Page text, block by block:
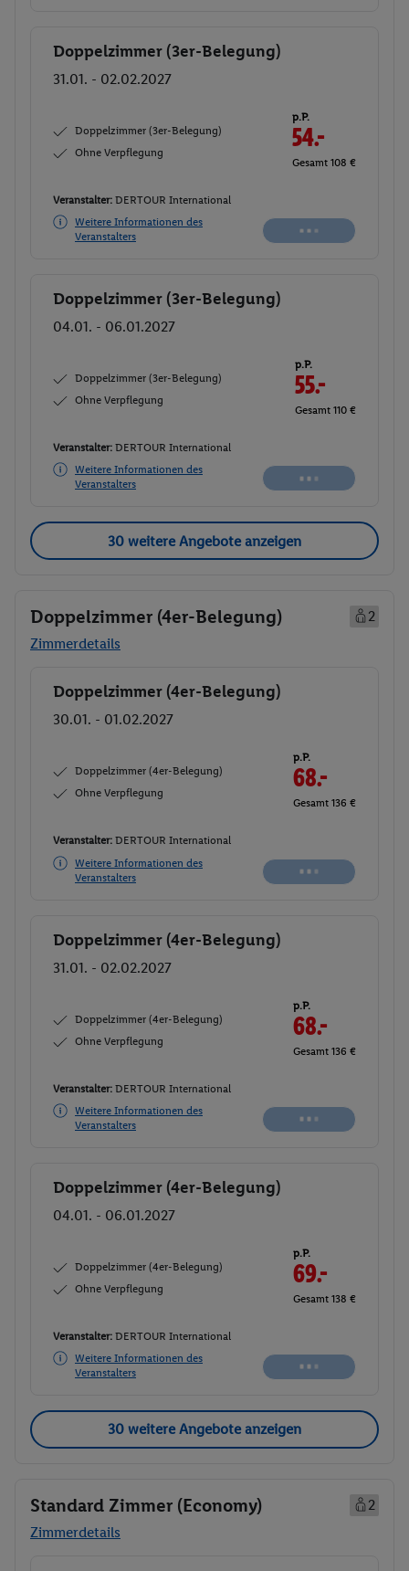
Buchen
Doppelzimmer (3er-Belegung)
31.01. - 02.02.2027
Doppelzimmer (3er-Belegung)
Ohne Verpflegung
p.P.
55.-
Gesamt 110 €
Veranstalter: DERTOUR International
Weitere Informationen des
Veranstalters
Buchen
Buchen
Doppelzimmer (3er-Belegung)
04.01. - 06.01.2027
Doppelzimmer (3er-Belegung)
Ohne Verpflegung
p.P.
56.-
Gesamt 112 €
Veranstalter: DERTOUR International
Weitere Informationen des
Veranstalters
Buchen
30 weitere Angebote anzeigen
Doppelzimmer (4er-Belegung)
2
Zimmerdetails
Buchen
Doppelzimmer (4er-Belegung)
30.01. - 01.02.2027
Doppelzimmer (4er-Belegung)
Ohne Verpflegung
p.P.
68.-
Gesamt 136 €
Veranstalter: DERTOUR International
Weitere Informationen des
Veranstalters
Buchen
Doppelzimmer (4er-Belegung)
31.01. - 02.02.2027
Doppelzimmer (4er-Belegung)
Ohne Verpflegung
p.P.
68.-
Gesamt 136 €
Veranstalter: DERTOUR International
Weitere Informationen des
Veranstalters
Buchen
Doppelzimmer (4er-Belegung)
04.01. - 06.01.2027
Doppelzimmer (4er-Belegung)
Ohne Verpflegung
p.P.
63.-
Gesamt 126 €
Veranstalter: DERTOUR International
Weitere Informationen des
Veranstalters
Buchen
30 weitere Angebote anzeigen
Standard Zimmer (Economy)
2
Zimmerdetails